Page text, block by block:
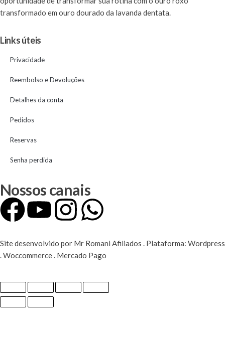
transformado em ouro dourado da lavanda dentata.
Links úteis
Privacidade
Reembolso e Devoluções
Detalhes da conta
Pedidos
Reservas
Senha perdida
Nossos canais
Site desenvolvido por Mr Romani Afiliados . Plataforma: Wordpress
. Woccommerce . Mercado Pago